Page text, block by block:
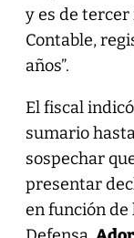
y es de
Contable,
años”.
El fiscal
sumario
sospechar
presentar
en función de